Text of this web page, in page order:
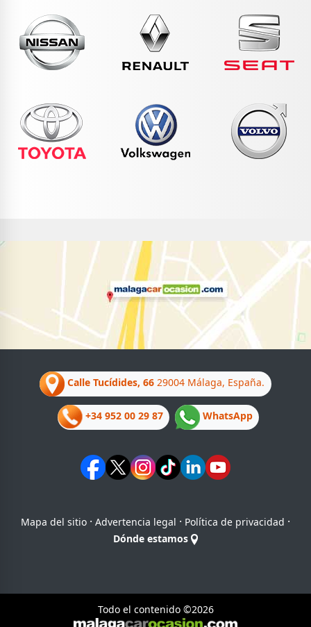
Calle Tucídides, 66 29004 Málaga, España.
+34 952 00 29 87 WhatsApp
Mapa del sitio · Advertencia legal · Política de privacidad ·
Dónde estamos
Todo el contenido ©2026